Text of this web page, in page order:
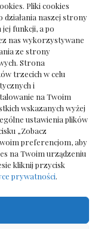
Pliki cookies
działania naszej strony
funkcji, a po
nas wykorzystywane
ze strony
Strona
trzecich w celu
i
na Twoim
wskazanych wyżej
ustawienia plików
„Zobacz
preferencjom, aby
na Twoim urządzeniu
kliknij przycisk
prywatności.
jak wybrać bez